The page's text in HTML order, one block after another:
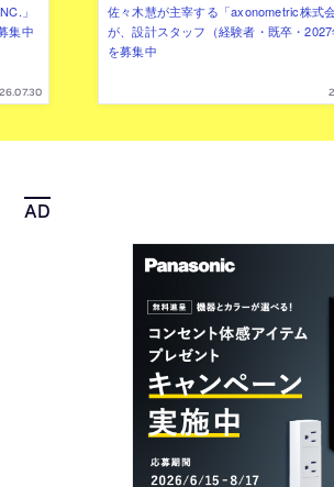
」
集中
佐々木慧が主宰する「axonometric株式会
が、設計スタッフ（経験者・既卒・2027
を募集中